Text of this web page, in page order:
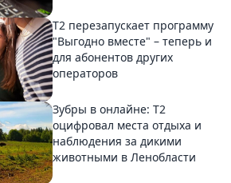
Т2 перезапускает программу
"Выгодно вместе" – теперь и
для абонентов других
операторов
Зубры в онлайне: Т2
оцифровал места отдыха и
наблюдения за дикими
животными в Ленобласти